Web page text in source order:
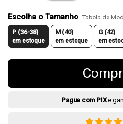
Escolha o Tamanho Tabela de
P (36-38)
em estoque
M (40)
em estoque
G (42)
em
Pague com PIXe